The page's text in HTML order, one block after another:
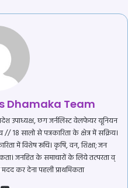
Dhamaka Team
उपाध्यक्ष, छग जर्नलिस्ट वेलफेयर यूनियन
18 सालो से पत्रकारिता के क्षेत्र में सक्रिय।
में विशेष रूचि। कृषि, वन, शिक्षा; जन
जनहित के समाचारों के लिये तत्परता व्
कर देना पहली प्राथमिकता